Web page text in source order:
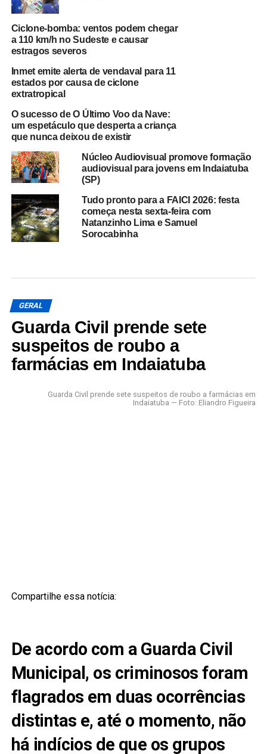
Ciclone-bomba: ventos podem chegar
a 110 km/h no Sudeste e causar
estragos severos
Inmet emite alerta de vendaval para 11
estados por causa de ciclone
extratropical
O sucesso de O Último Voo da Nave:
um espetáculo que desperta a criança
que nunca deixou de existir
Núcleo Audiovisual promove formação
audiovisual para jovens em Indaiatuba
(SP)
Tudo pronto para a FAICI 2026: festa
começa nesta sexta-feira com
Natanzinho Lima e Samuel
Sorocabinha
GERAL
Guarda Civil prende sete
suspeitos de roubo a
farmácias em Indaiatuba
Guarda Civil prende sete suspeitos de roubo a farmácias em
Indaiatuba — Foto: Eliandro Figueira
Compartilhe essa notícia:
De acordo com a Guarda Civil
Municipal, os criminosos foram
flagrados em duas ocorrências
distintas e, até o momento, não
há indícios de que os grupos